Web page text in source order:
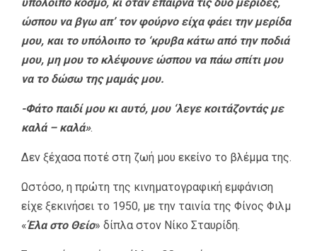
ώσπου να βγω απ’ τον φούρνο είχα φάει την μερίδα
μου, και το υπόλοιπο το ‘κρυβα κάτω από την ποδιά
μου, μη μου το κλέψουνε ώσπου να πάω σπίτι μου
να το δώσω της μαμάς μου.
-Φάτο παιδί μου κι αυτό, μου ‘λεγε κοιτάζοντάς με
καλά – καλά».
Δεν ξέχασα ποτέ στη ζωή μου εκείνο το βλέμμα της.
Ωστόσο, η πρώτη της κινηματογραφική εμφάνιση
είχε ξεκινήσει το 1950, με την ταινία της Φίνος Φιλμ
«Έλα στο Θείο» δίπλα στον Νίκο Σταυρίδη.